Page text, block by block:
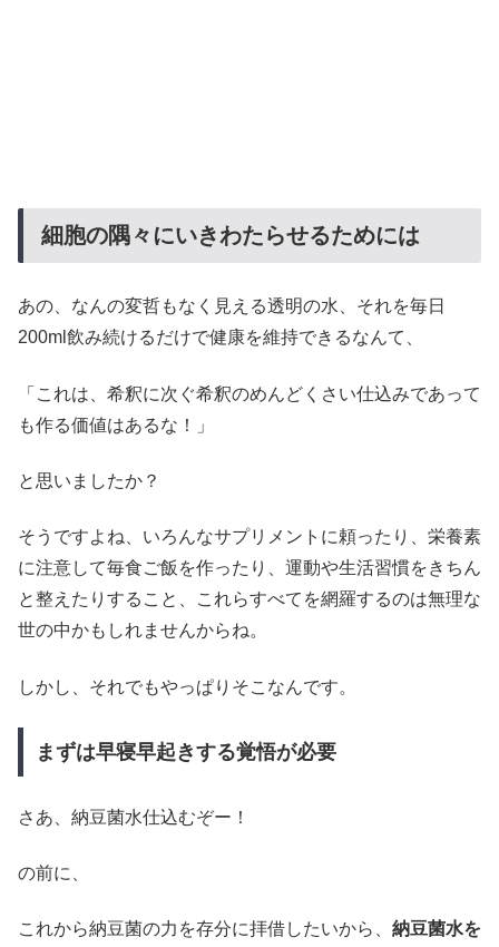
細胞の隅々にいきわたらせるためには
あの、なんの変哲もなく見える透明の水、それを毎日
200ml飲み続けるだけで健康を維持できるなんて、
「これは、希釈に次ぐ希釈のめんどくさい仕込みであって
も作る価値はあるな！」
と思いましたか？
そうですよね、いろんなサプリメントに頼ったり、栄養素
に注意して毎食ご飯を作ったり、運動や生活習慣をきちん
と整えたりすること、これらすべてを網羅するのは無理な
世の中かもしれませんからね。
しかし、それでもやっぱりそこなんです。
まずは早寝早起きする覚悟が必要
さあ、納豆菌水仕込むぞー！
の前に、
これから納豆菌の力を存分に拝借したいから、 納豆菌水を